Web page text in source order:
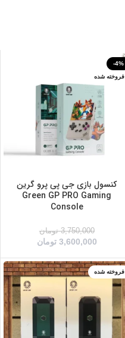
-4%
فروخته شده
کنسول بازی جی پی پرو گرین
Green GP PRO Gaming
Console
3,750,000 تومان
3,600,000 تومان
فروخته شده
سبز
مشکی